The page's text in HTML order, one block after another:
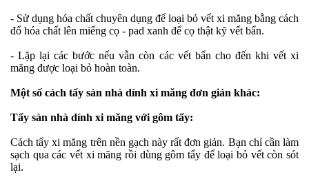
- Sử dụng hóa chất chuyên dụng để loại bỏ vết xi măng bằng cách
đổ hóa chất lên miếng cọ - pad xanh để cọ thật kỹ vết bẩn.
- Lặp lại các bước nếu vẫn còn các vết bẩn cho đến khi vết xi
măng được loại bỏ hoàn toàn.
Một số cách tẩy sàn nhà dính xi măng đơn giản khác:
Tẩy sàn nhà dính xi măng với gôm tẩy:
Cách tẩy xi măng trên nền gạch này rất đơn giản. Bạn chỉ cần làm
sạch qua các vết xi măng rồi dùng gôm tẩy để loại bỏ vết còn sót
lại.